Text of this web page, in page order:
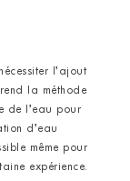
l’ajout
la méthode
de l’eau pour
d’eau
même pour
expérience.